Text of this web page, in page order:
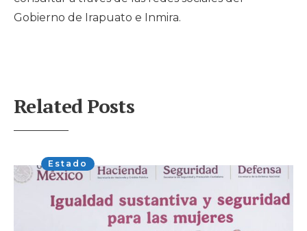
Gobierno de Irapuato e Inmira.
Related Posts
Estado